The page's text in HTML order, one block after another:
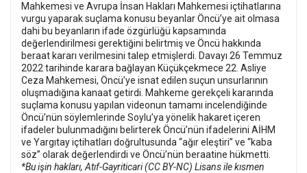
Mahkemesi ve Avrupa İnsan Hakları Mahkemesi içtihatlarına
vurgu yaparak suçlama konusu beyanlar Öncü’ye ait olmasa
dahi bu beyanların ifade özgürlüğü kapsamında
değerlendirilmesi gerektiğini belirtmiş ve Öncü hakkında
beraat kararı verilmesini talep etmişlerdi. Davayı 26 Temmuz
2022 tarihinde karara bağlayan Küçükçekmece 22. Asliye
Ceza Mahkemesi, Öncü’ye isnat edilen suçun unsurlarının
oluşmadığına kanaat getirdi. Mahkeme gerekçeli kararında
suçlama konusu yapılan videonun tamamı incelendiğinde
Öncü’nün söylemlerinde Soylu’ya yönelik hakaret içeren
ifadeler bulunmadığını belirterek Öncü’nün ifadelerini AİHM
ve Yargıtay içtihatları doğrultusunda “ağır eleştiri” ve “kaba
söz” olarak değerlendirdi ve Öncü’nün beraatine hükmetti.
*Bu işin hakları, Atıf-Gayriticari (CC BY-NC) Lisans ile kısmen